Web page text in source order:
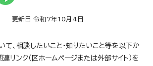
更新日 令和7年10月4日
、相談したいこと・知りたいこと等を以下か
リンク（区ホームページまたは外部サイト）を